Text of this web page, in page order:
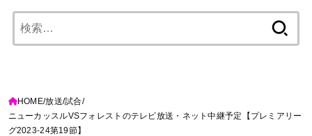
索:
HOME 放送 試合
ニューカッスルVSフォレストのテレビ放送・ネット中継予定【プレミアリー
グ2023-24第19節】